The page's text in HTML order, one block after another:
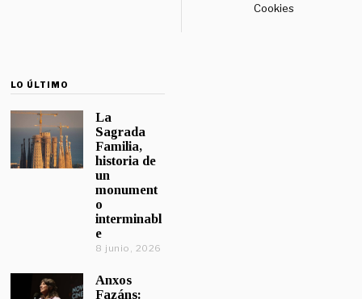
Cookies
LO ÚLTIMO
La
Sagrada
Familia,
historia de
un
monument
o
interminabl
e
8 junio, 2026
Anxos
Fazáns: